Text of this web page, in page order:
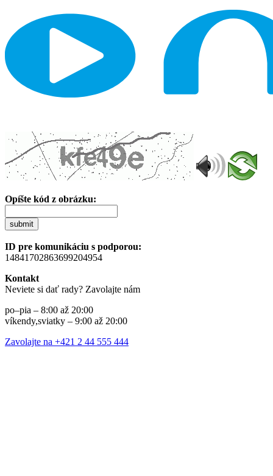
Opíšte kód z obrázku:
submit
ID pre komunikáciu s podporou:
14841702863699204954
Kontakt
Neviete si dať rady? Zavolajte nám
po–pia – 8:00 až 20:00
víkendy,sviatky – 9:00 až 20:00
Zavolajte na +421 2 44 555 444